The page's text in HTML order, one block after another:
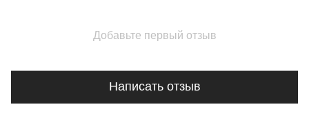
Добавьте первый отзыв
Написать отзыв